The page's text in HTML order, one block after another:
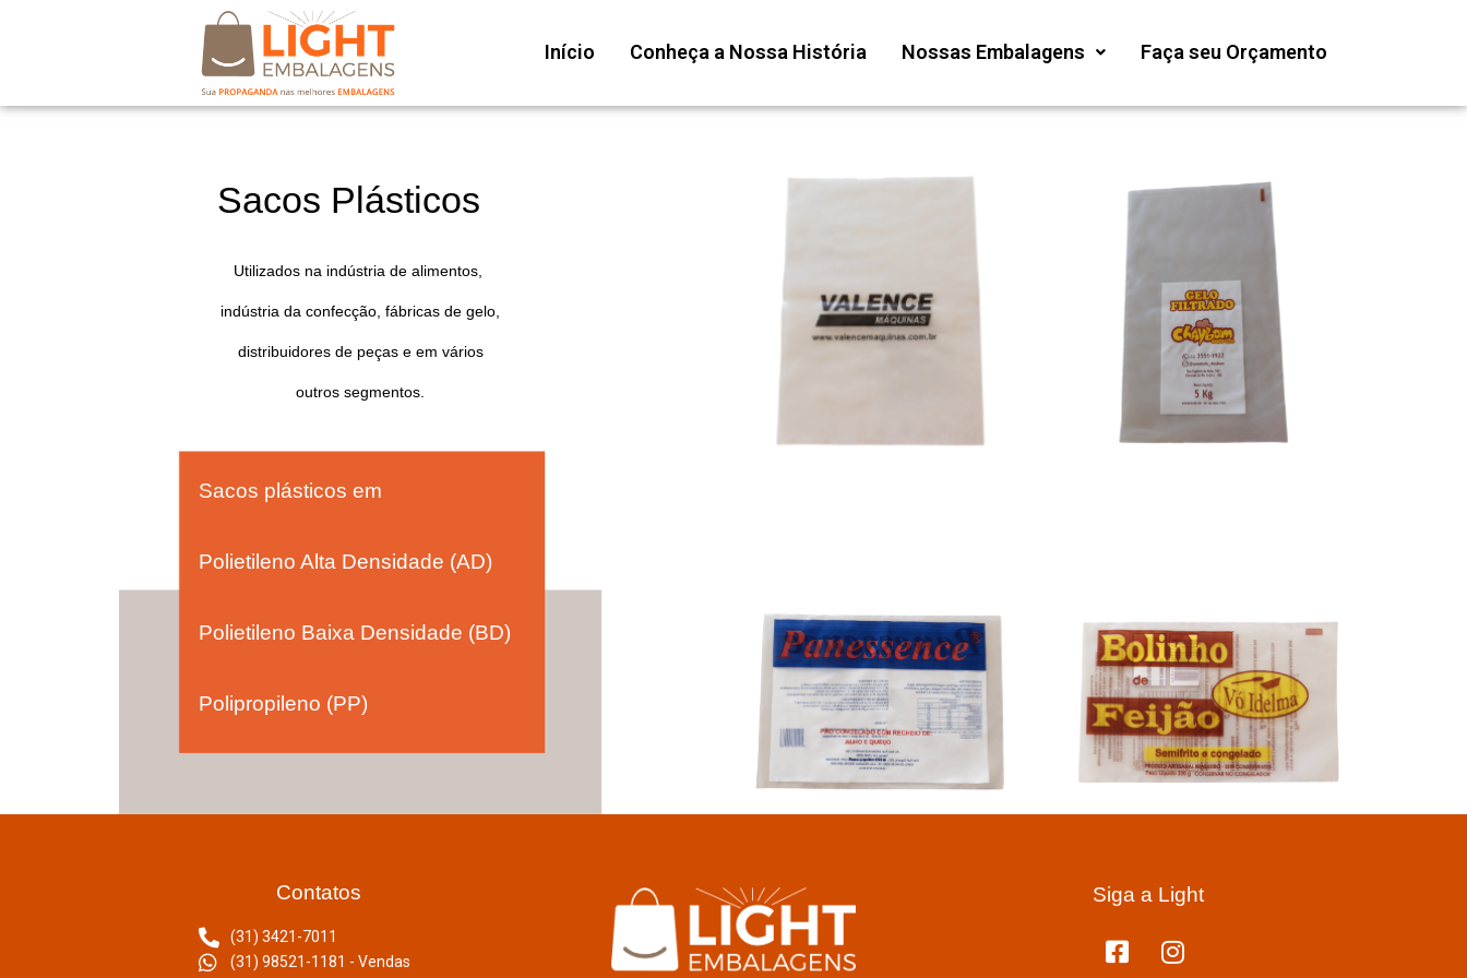
Início Conheça a Nossa História Nossas Embalagens Faça seu Orçamento
Sacos Plásticos
Utilizados na indústria de alimentos,
indústria da confecção, fábricas de gelo,
distribuidores de peças e em vários
outros segmentos.
Sacos plásticos em
Polietileno Alta Densidade (AD)
Polietileno Baixa Densidade (BD)
Polipropileno (PP)
Contatos
(31) 3421-7011
(31) 98521-1181 - Vendas
Siga a Light